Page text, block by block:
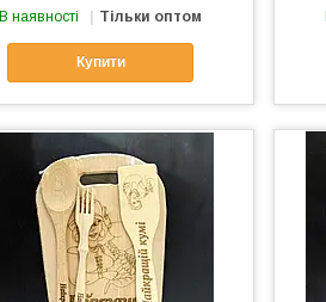
В наявності Тільки оптом
Купити